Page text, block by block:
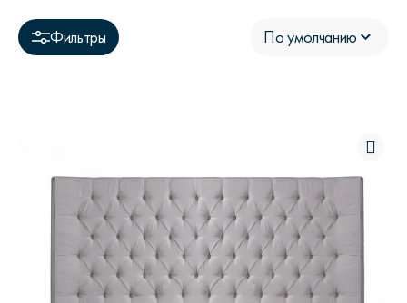
Диван Марсель
Кресло Энди
Фильтры По умолчанию